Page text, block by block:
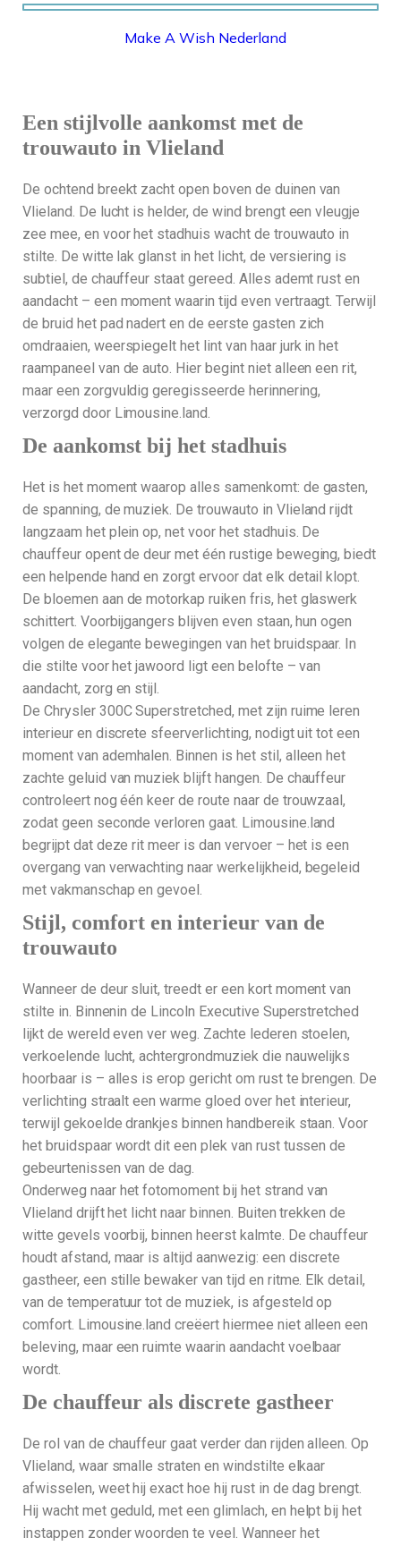
MAKE A WISH NEDERLAND
Make A Wish Nederland
Een stijlvolle aankomst met de
trouwauto in Vlieland
De ochtend breekt zacht open boven de duinen van
Vlieland. De lucht is helder, de wind brengt een vleugje
zee mee, en voor het stadhuis wacht de trouwauto in
stilte. De witte lak glanst in het licht, de versiering is
subtiel, de chauffeur staat gereed. Alles ademt rust en
aandacht – een moment waarin tijd even vertraagt. Terwijl
de bruid het pad nadert en de eerste gasten zich
omdraaien, weerspiegelt het lint van haar jurk in het
raampaneel van de auto. Hier begint niet alleen een rit,
maar een zorgvuldig geregisseerde herinnering,
verzorgd door Limousine.land.
De aankomst bij het stadhuis
Het is het moment waarop alles samenkomt: de gasten,
de spanning, de muziek. De trouwauto in Vlieland rijdt
langzaam het plein op, net voor het stadhuis. De
chauffeur opent de deur met één rustige beweging, biedt
een helpende hand en zorgt ervoor dat elk detail klopt.
De bloemen aan de motorkap ruiken fris, het glaswerk
schittert. Voorbijgangers blijven even staan, hun ogen
volgen de elegante bewegingen van het bruidspaar. In
die stilte voor het jawoord ligt een belofte – van
aandacht, zorg en stijl.
De Chrysler 300C Superstretched, met zijn ruime leren
interieur en discrete sfeerverlichting, nodigt uit tot een
moment van ademhalen. Binnen is het stil, alleen het
zachte geluid van muziek blijft hangen. De chauffeur
controleert nog één keer de route naar de trouwzaal,
zodat geen seconde verloren gaat. Limousine.land
begrijpt dat deze rit meer is dan vervoer – het is een
overgang van verwachting naar werkelijkheid, begeleid
met vakmanschap en gevoel.
Stijl, comfort en interieur van de
trouwauto
Wanneer de deur sluit, treedt er een kort moment van
stilte in. Binnenin de Lincoln Executive Superstretched
lijkt de wereld even ver weg. Zachte lederen stoelen,
verkoelende lucht, achtergrondmuziek die nauwelijks
hoorbaar is – alles is erop gericht om rust te brengen. De
verlichting straalt een warme gloed over het interieur,
terwijl gekoelde drankjes binnen handbereik staan. Voor
het bruidspaar wordt dit een plek van rust tussen de
gebeurtenissen van de dag.
Onderweg naar het fotomoment bij het strand van
Vlieland drijft het licht naar binnen. Buiten trekken de
witte gevels voorbij, binnen heerst kalmte. De chauffeur
houdt afstand, maar is altijd aanwezig: een discrete
gastheer, een stille bewaker van tijd en ritme. Elk detail,
van de temperatuur tot de muziek, is afgesteld op
comfort. Limousine.land creëert hiermee niet alleen een
beleving, maar een ruimte waarin aandacht voelbaar
wordt.
De chauffeur als discrete gastheer
De rol van de chauffeur gaat verder dan rijden alleen. Op
Vlieland, waar smalle straten en windstilte elkaar
afwisselen, weet hij exact hoe hij rust in de dag brengt.
Hij wacht met geduld, met een glimlach, en helpt bij het
instappen zonder woorden te veel. Wanneer het